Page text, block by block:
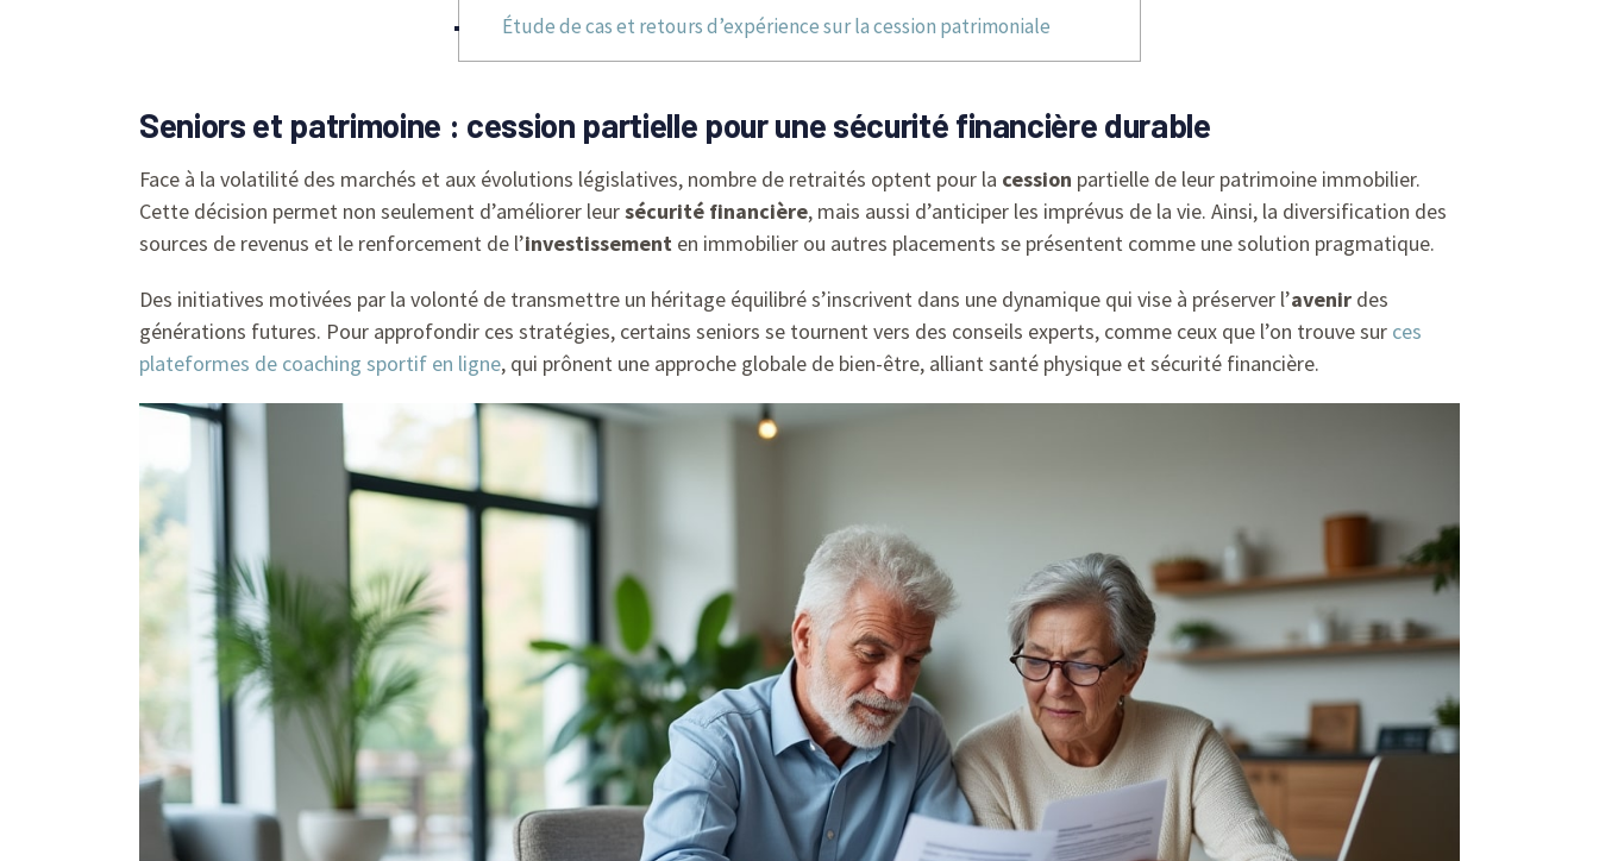
Étude de cas et retours d’expérience sur la cession patrimoniale
Seniors et patrimoine : cession partielle pour une sécurité financière durable
Face à la volatilité des marchés et aux évolutions législatives, nombre de retraités optent pour la cession partielle de leur patrimoine immobilier.
Cette décision permet non seulement d’améliorer leursécurité financière, mais aussi d’anticiper les imprévus de la vie. Ainsi, la diversification des
sources de revenus et le renforcement de l’investissement en immobilier ou autres placements se présentent comme une solution pragmatique.
Des initiatives motivées par la volonté de transmettre un héritage équilibré s’inscrivent dans une dynamique qui vise à préserver l’avenir des
générations futures. Pour approfondir ces stratégies, certains seniors se tournent vers des conseils experts, comme ceux que l’on trouve sur ces
plateformes de coaching sportif en ligne, qui prônent une approche globale de bien-être, alliant santé physique et sécurité financière.